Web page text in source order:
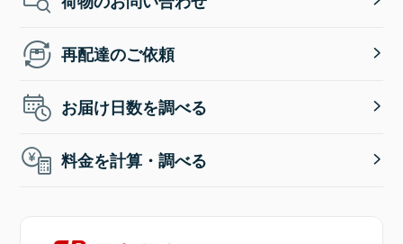
再配達のご依頼
お届け日数を調べる
料金を計算・調べる